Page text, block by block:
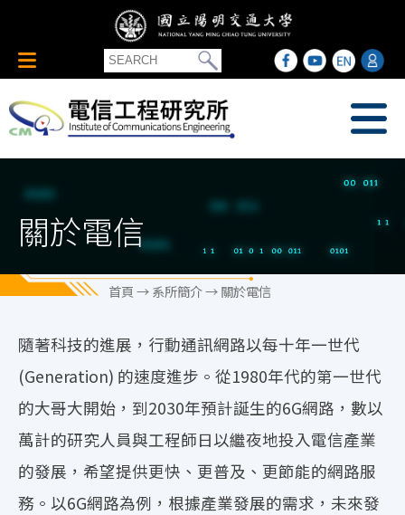
關於電信
首頁→ 系所簡介 → 關於電信
隨著科技的進展，行動通訊網路以每十年一世代
(Generation) 的速度進步。從1980年代的第一世代
的大哥大開始，到2030年預計誕生的6G網路，數以
萬計的研究人員與工程師日以繼夜地投入電信產業
的發展，希望提供更快、更普及、更節能的網路服
務。以6G網路為例，根據產業發展的需求，未來發